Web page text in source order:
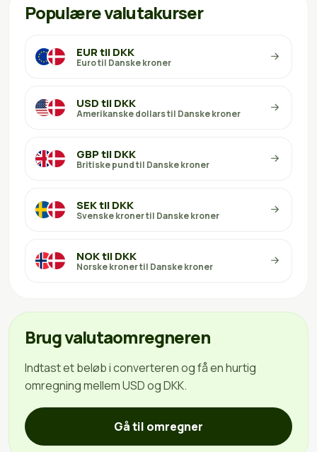
Populære valutakurser
EUR til DKK
Euro til Danske kroner
USD til DKK
Amerikanske dollars til Danske kroner
GBP til DKK
Britiske pund til Danske kroner
SEK til DKK
Svenske kroner til Danske kroner
NOK til DKK
Norske kroner til Danske kroner
Brug valutaomregneren
Indtast et beløb i converteren og få en hurtig
omregning mellem USD og DKK.
Gå til omregner